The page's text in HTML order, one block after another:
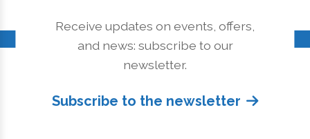
Receive updates on events, offers,
and news: subscribe to our
newsletter.
Subscribe to the newsletter